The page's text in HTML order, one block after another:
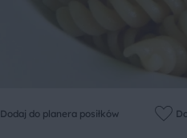
Dodaj do planera posiłków